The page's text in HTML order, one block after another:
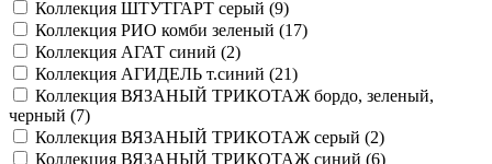
Коллекция ШТУТГАРТ серый (9)
Коллекция РИО комби зеленый (17)
Коллекция АГАТ синий (2)
Коллекция АГИДЕЛЬ т.синий (21)
Коллекция ВЯЗАНЫЙ ТРИКОТАЖ бордо, зеленый,
черный (7)
Коллекция ВЯЗАНЫЙ ТРИКОТАЖ серый (2)
Коллекция ВЯЗАНЫЙ ТРИКОТАЖ синий (6)